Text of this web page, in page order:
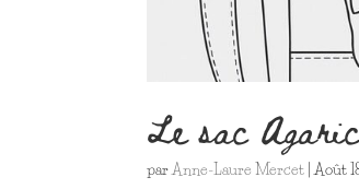
Le sac
parAnne-Laure Mercet |Août